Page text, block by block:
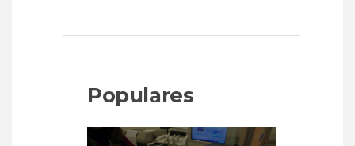
Populares